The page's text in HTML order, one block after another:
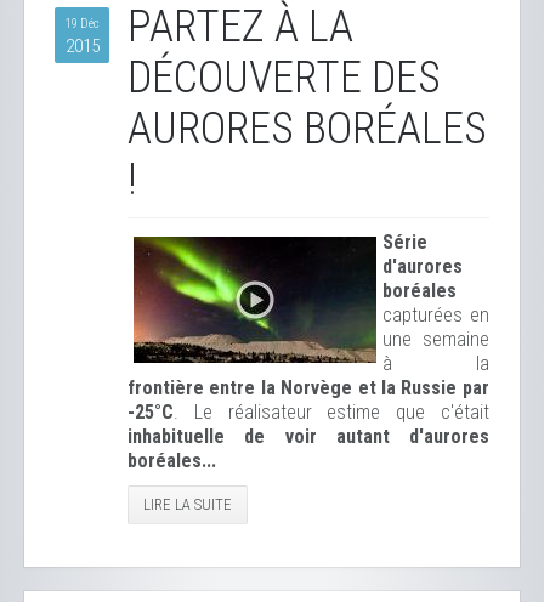
19 Déc
2015
PARTEZ À LA
DÉCOUVERTE DES
AURORES BORÉALES
!
Série
d'aurores
boréales
capturées en
une semaine
à la
frontière entre la Norvège et la Russie par
-25°C. Le réalisateur estime que c'était
inhabituelle de voir autant d'aurores
boréales...
LIRE LA SUITE